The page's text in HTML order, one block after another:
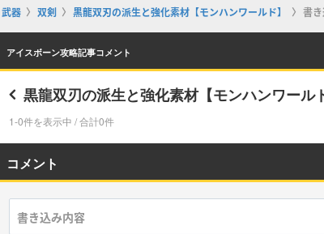
武器 双剣 黒龍双刃の派生と強化素材【モンハンワールド】 書
アイスボーン攻略記事コメント
黒龍双刃の派生と強化素材【モンハンワール
1-0件を表示中 / 合計0件
コメント